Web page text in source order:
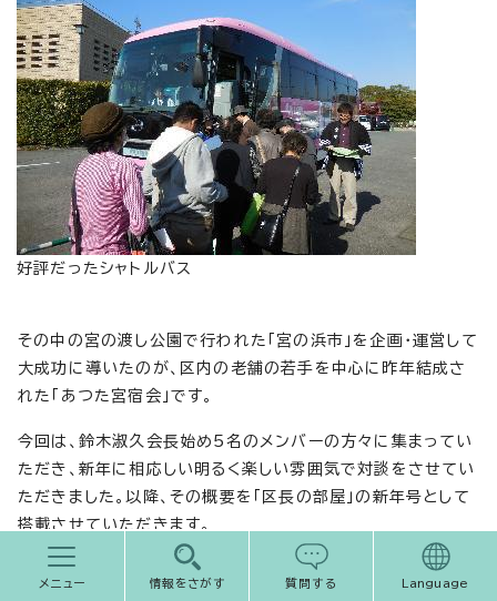
好評だったシャトルバス
その中の宮の渡し公園で行われた「宮の浜市」を企画・運営して
大成功に導いたのが、区内の老舗の若手を中心に昨年結成さ
れた「あつた宮宿会」です。
今回は、鈴木淑久会長始め5名のメンバーの方々に集まってい
ただき、新年に相応しい明るく楽しい雰囲気で対談をさせてい
ただきました。以降、その概要を「区長の部屋」の新年号として
搭載させていただきます。
「あつた宮宿会」の皆さんとの新春対談
メニュー 情報をさがす 質問する Language